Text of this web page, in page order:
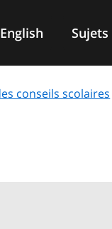
English Sujets
conseils scolaires